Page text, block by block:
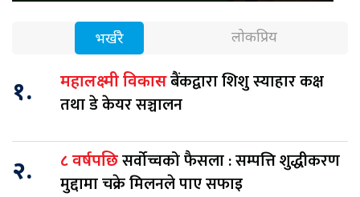
भर्खरै लोकप्रिय
१. महालक्ष्मी विकासबैंकद्वारा शिशु स्याहार कक्ष
तथा डे केयर सञ्चालन
२. ८ वर्षपछिसर्वोच्चको फैसला : सम्पत्ति शुद्धीकरण
मुद्दामा चक्रे मिलनले पाए सफाइ